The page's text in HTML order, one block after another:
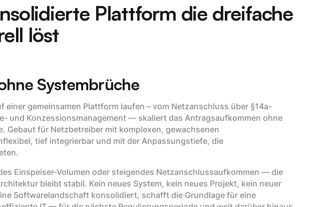
Plattform die dreifache
löst
Systembrüche
einer gemeinsamen Plattform laufen – vom Netzanschluss über §14a-
und Konzessionsmanagement — skaliert das Antragsaufkommen ohne
Gebaut für Netzbetreiber mit komplexen, gewachsenen
tief integrierbar und mit der Anpassungstiefe, die
Einspeiser-Volumen oder steigendes Netzanschlussaufkommen — die
bleibt stabil. Kein neues System, kein neues Projekt, kein neuer
Softwarelandschaft konsolidiert, schafft die Grundlage für eine